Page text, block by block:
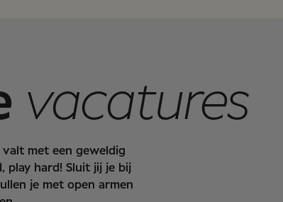
vacatures
met een geweldig
play hard! Sluit jij je bij
je met open armen